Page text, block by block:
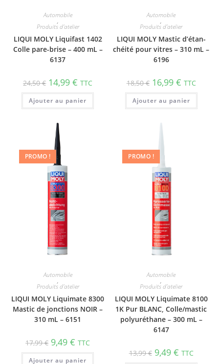
Automobile
,
Produits d'atelier
LIQUI MOLY Liquifast 1402
Colle pare-brise – 400 mL –
6137
24,50€ 14,99€ TTC
Ajouter au panier
Automobile
,
Produits d'atelier
LIQUI MOLY Mastic d’étan­
chéité pour vitres – 310 mL –
6196
18,50€ 16,99 € TTC
Ajouter au panier
PROMO !
Automobile
,
Produits d'atelier
LIQUI MOLY Liquimate 8300
Mastic de jonctions NOIR –
310 mL – 6151
17,99€ 9,49€ TTC
Ajouter au panier
PROMO !
Automobile
,
Produits d'atelier
LIQUI MOLY Liquimate 8100
1K Pur BLANC, Colle/mastic
polyuréthane – 300 mL –
6147
13,99€ 9,49 € TTC